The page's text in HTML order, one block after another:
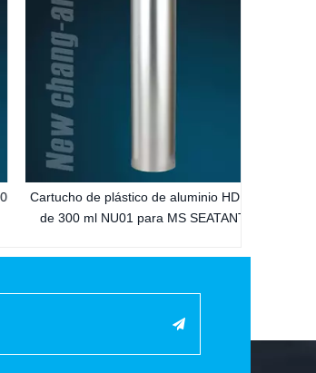
Cartucho de plástico de aluminio HDPE
de 300 ml NU01 para MS SEATANT